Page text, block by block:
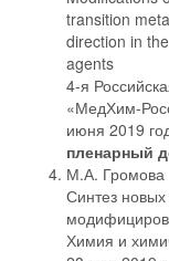
transition
direction in
agents
4-я
«МедХим-
июня 2019
пленарный
М.А. Громова
Синтез
Химия и